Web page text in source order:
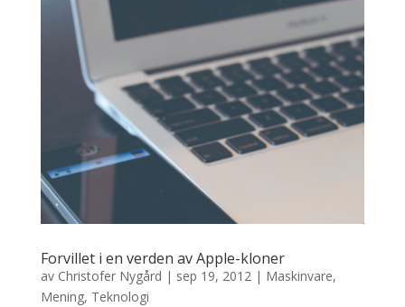
Forvillet i en verden av Apple-kloner
av Christofer Nygård | sep 19, 2012| Maskinvare,
Mening, Teknologi